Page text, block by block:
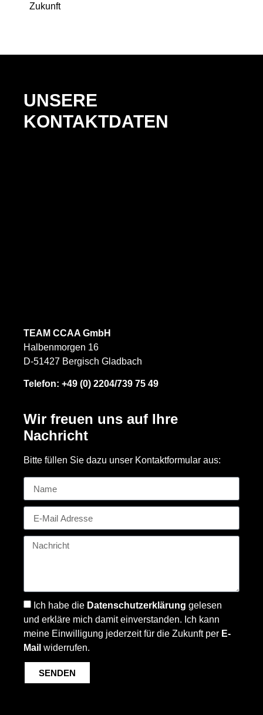
Zukunft
UNSERE
KONTAKTDATEN
TEAM CCAA GmbH
Halbenmorgen 16
D-51427 Bergisch Gladbach
Telefon: +49 (0) 2204/739 75 49
Wir freuen uns auf Ihre
Nachricht
Bitte füllen Sie dazu unser Kontaktformular aus:
Ich habe die Datenschutzerklärung gelesen
und erkläre mich damit einverstanden. Ich kann
meine Einwilligung jederzeit für die Zukunft per E-
Mail widerrufen.
SENDEN